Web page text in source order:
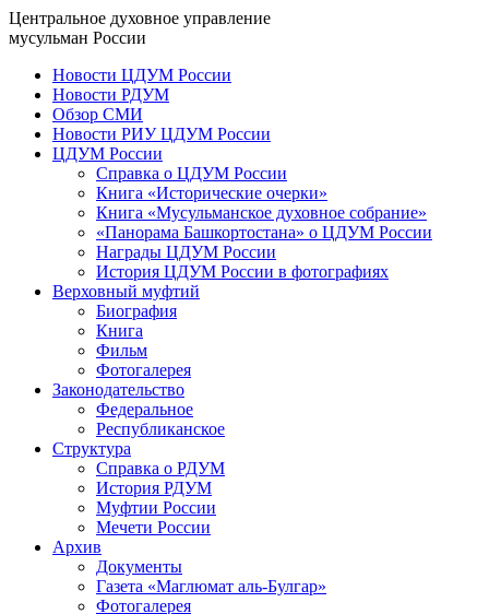
Центральное духовное управление
мусульман России
Новости ЦДУМ России
Новости РДУМ
Обзор СМИ
Новости РИУ ЦДУМ России
ЦДУМ России
Справка о ЦДУМ России
Книга «Исторические очерки»
Книга «Мусульманское духовное собрание»
«Панорама Башкортостана» о ЦДУМ России
Награды ЦДУМ России
История ЦДУМ России в фотографиях
Верховный муфтий
Биография
Книга
Фильм
Фотогалерея
Законодательство
Федеральное
Республиканское
Структура
Справка о РДУМ
История РДУМ
Муфтии России
Мечети России
Архив
Документы
Газета «Маглюмат аль-Булгар»
Фотогалерея